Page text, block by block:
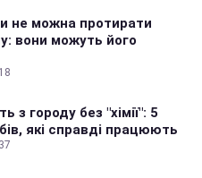
не можна протирати
вони можуть його
з городу без "хімії": 5
які справді працюють